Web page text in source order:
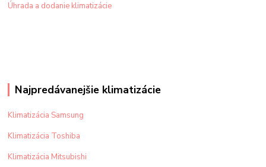
Úhrada a dodanie klimatizácie
Najpredávanejšie klimatizácie
Klimatizácia Samsung
Klimatizácia Toshiba
Klimatizácia Mitsubishi